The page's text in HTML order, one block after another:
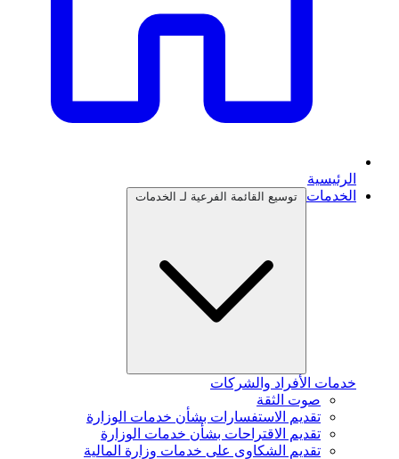
الرئيسية
الخدمات
توسيع القائمة الفرعية لـ الخدمات
خدمات الأفراد والشركات
صوت الثقة
تقديم الاستفسارات بشأن خدمات الوزارة
تقديم الاقتراحات بشأن خدمات الوزارة
تقديم الشكاوى على خدمات وزارة المالية